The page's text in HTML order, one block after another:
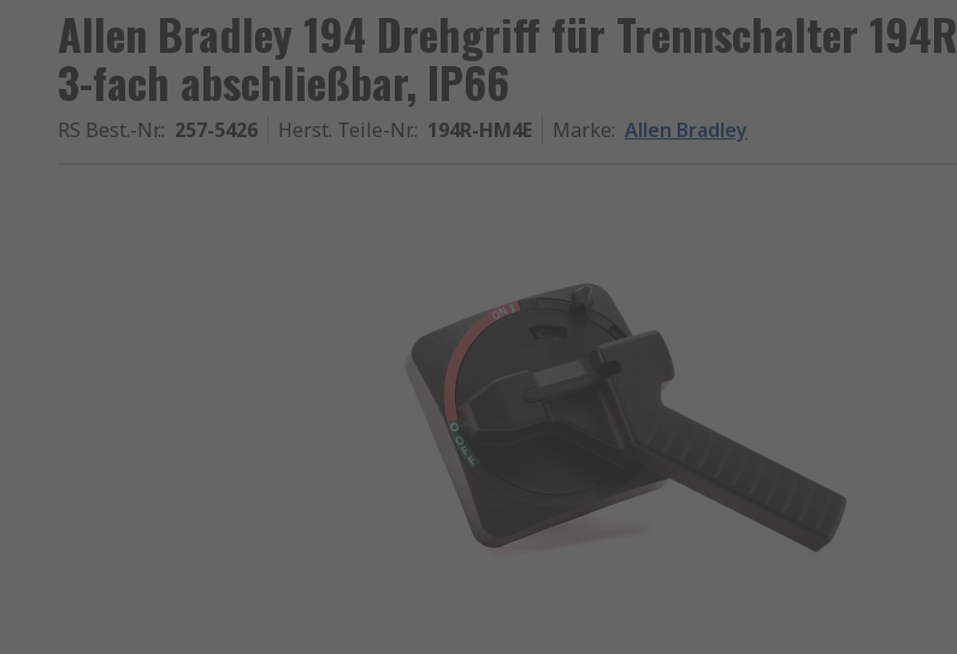
Allen Bradley 194 Drehgriff für Trennschalter 194R
3-fach abschließbar, IP66
RS Best.-Nr.: 257-5426 Herst. Teile-Nr.: 194R-HM4E Marke: Allen Bradley